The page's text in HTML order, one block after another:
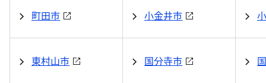
町田市 小金井市
東村山市 国分寺市